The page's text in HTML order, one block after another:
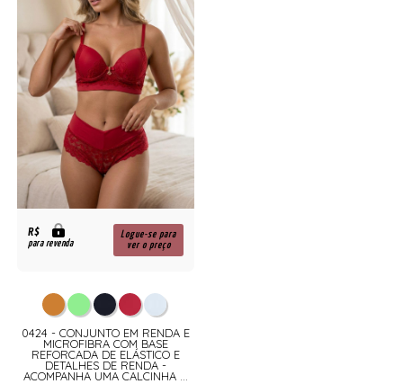
R$
para revenda
Logue-se para
ver o preço
0424 - CONJUNTO EM RENDA E
MICROFIBRA COM BASE
REFORCADA DE ELÁSTICO E
DETALHES DE RENDA -
ACOMPANHA UMA CALCINHA ...